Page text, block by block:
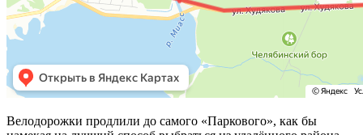
Велодорожки продлили до самого «Паркового», как бы